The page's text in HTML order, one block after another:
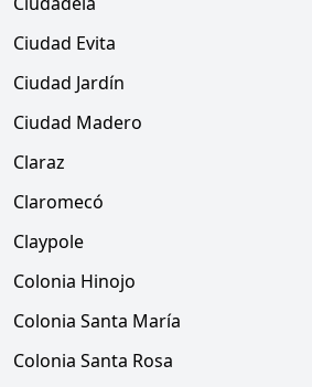
Ciudad Evita
Ciudad Jardín
Ciudad Madero
Claraz
Claromecó
Claypole
Colonia Hinojo
Colonia Santa María
Colonia Santa Rosa